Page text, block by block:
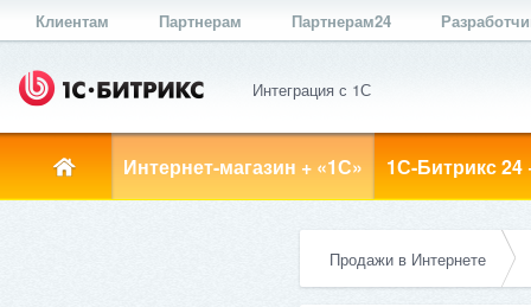
Клиентам Партнерам Партнерам24
Интеграция с 1С
Интернет-магазин + «1С» 1С-Битрикс 24
Продажи в Интернете